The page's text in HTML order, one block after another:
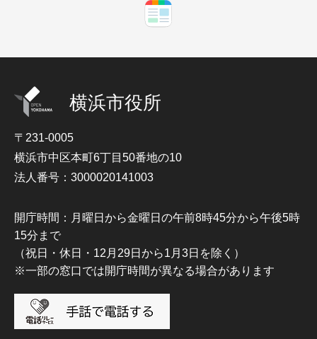
横浜市役所
〒231-0005
横浜市中区本町6丁目50番地の10
法人番号：3000020141003
開庁時間：月曜日から金曜日の午前8時45分から午後5時
15分まで
（祝日・休日・12月29日から1月3日を除く）
※一部の窓口では開庁時間が異なる場合があります